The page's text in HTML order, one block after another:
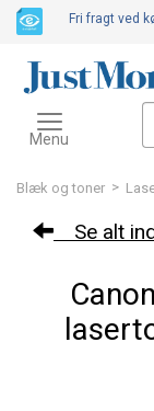
Blæk og toner >
Se alt
Fri fragt ved
Toggle
navigation
Menu